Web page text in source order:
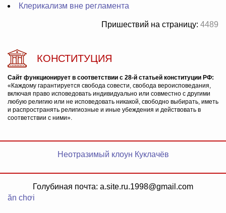
Клерикализм вне регламента
Пришествий на страницу: 4489
КОНСТИТУЦИЯ
Сайт функционирует в соответствии с 28-й статьей конституции РФ:
«Каждому гарантируется свобода совести, свобода вероисповедания,
включая право исповедовать индивидуально или совместно с другими
любую религию или не исповедовать никакой, свободно выбирать, иметь
и распространять религиозные и иные убеждения и действовать в
соответствии с ними».
Неотразимый клоун Куклачёв
Голубиная почта: a.site.ru.1998@gmail.com
ăn chơi